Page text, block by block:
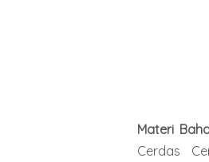
Materi
Cerdas